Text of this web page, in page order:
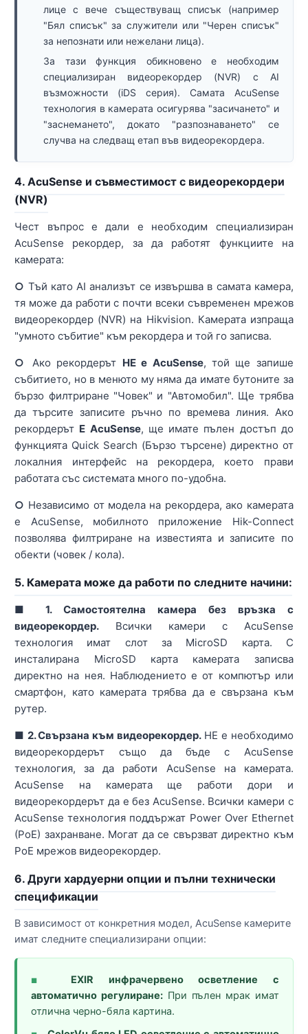
лице с вече съществуващ списък (например
"Бял списък" за служители или "Черен списък"
за непознати или нежелани лица).
За тази функция обикновено е необходим
специализиран видеорекордер (NVR) с AI
възможности (iDS серия). Самата AcuSense
технология в камерата осигурява "засичането" и
"заснемането", докато "разпознаването" се
случва на следващ етап във видеорекордера.
4. AcuSense и съвместимост с видеорекордери
(NVR)
Чест въпрос е дали е необходим специализиран
AcuSense рекордер, за да работят функциите на
камерата:
○ Тъй като AI анализът се извършва в самата камера,
тя може да работи с почти всеки съвременен мрежов
видеорекордер (NVR) на Hikvision. Камерата изпраща
"умното събитие" към рекордера и той го записва.
○ Ако рекордерът НЕ е AcuSense, той ще запише
събитието, но в менюто му няма да имате бутоните за
бързо филтриране "Човек" и "Автомобил". Ще трябва
да търсите записите ръчно по времева линия. Ако
рекордерът Е AcuSense, ще имате пълен достъп до
функцията Quick Search (Бързо търсене) директно от
локалния интерфейс на рекордера, което прави
работата със системата много по-удобна.
○ Независимо от модела на рекордера, ако камерата
е AcuSense, мобилното приложение Hik-Connect
позволява филтриране на известията и записите по
обекти (човек / кола).
5. Камерата може да работи по следните начини:
■ 1. Самостоятелна камера без връзка с
видеорекордер. Всички камери с AcuSense
технология имат слот за MicroSD карта. С
инсталирана MicroSD карта камерата записва
директно на нея. Наблюдението е от компютър или
смартфон, като камерата трябва да е свързана към
рутер.
■ 2. Свързана към видеорекордер.НЕ е необходимо
видеорекордерът също да бъде с AcuSense
технология, за да работи AcuSense на камерата.
AcuSense на камерата ще работи дори и
видеорекордерът да е без AcuSense. Всички камери с
AcuSense технология поддържат Power Over Ethernet
(PoE) захранване. Могат да се свързват директно към
PoE мрежов видеорекордер.
6. Други хардуерни опции и пълни технически
спецификации
В зависимост от конкретния модел, AcuSense камерите
имат следните специализирани опции:
■
EXIR инфрачервено осветление с
автоматично регулиране: При пълен мрак имат
отлична черно-бяла картина.